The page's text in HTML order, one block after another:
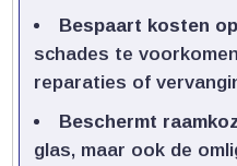
Bespaart kosten
schades te
reparaties of
Beschermt
glas, maar ook de